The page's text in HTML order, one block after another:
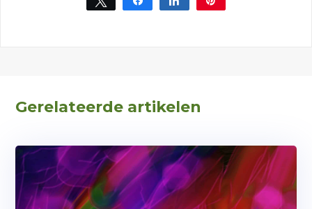
Gerelateerde artikelen